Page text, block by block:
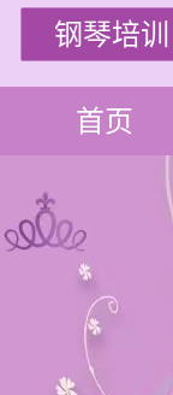
钢琴培训
首页